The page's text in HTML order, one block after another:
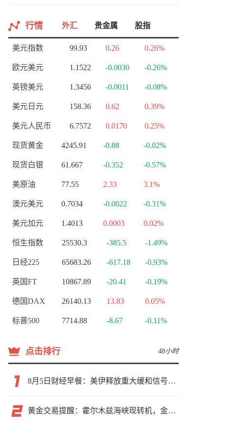
行情 外汇 贵金属 股指
美元指数 99.93 0.26 0.26%
欧元美元 1.1522 -0.0030 -0.26%
英镑美元 1.3456 -0.0011 -0.08%
美元日元 158.36 0.62 0.39%
美元人民币 6.7572 0.0170 0.25%
现货黄金 4245.91 -0.88 -0.02%
现货白银 61.667 -0.352 -0.57%
美原油 77.55 2.33 3.1%
澳元美元 0.7034 -0.0022 -0.31%
美元加元 1.4013 0.0003 0.02%
恒生指数 25530.3 -385.5 -1.49%
日经225 65683.26 -617.18 -0.93%
英国FT 10867.89 -20.41 -0.19%
德国DAX 26140.13 13.83 0.05%
标普500 7714.88 -8.67 -0.11%
点击排行 48小时
8月5日财经早餐：美伊释放重大缓和信号，现货黄金高位持稳，美油重挫超6%
黄金交易提醒：霍尔木兹海峡现转机，金价小幅反弹，能否借就业数据再上新台阶？